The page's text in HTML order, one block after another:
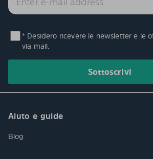
* Desidero ricevere le newsletter e le
via mail.
Aiuto e guide
Blog